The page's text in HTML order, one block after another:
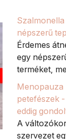
népszerű
Érdemes
egy
terméket,
Menopauza
petefészek
eddig
A
szervezet